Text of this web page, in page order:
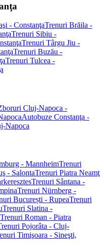
- ConstanţaTrenuri Brăila -
Trenuri Sibiu -
Trenuri Târgu Jiu -
Trenuri Buzău -
Trenuri Tulcea -
Cluj-Napoca -
Autobuze Constanţa -
Napoca
- MannheimTrenuri
- SalontaTrenuri Piatra Neamţ
Trenuri Sântana -
Trenuri Nürnberg -
București - RupeaTrenuri
Trenuri Slatina -
Trenuri Roman - Piatra
Pojorâta - Cluj-
Timişoara - Sineşti,